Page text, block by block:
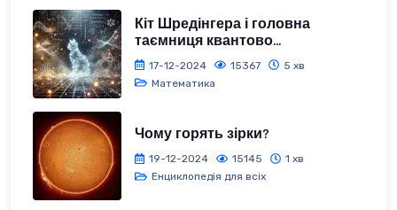
Кіт Шредінгера і головна
таємниця квантово...
17-12-2024 15367
5 хв
Математика
Чому горять зірки?
19-12-2024 15145
1 хв
Енциклопедія для всіх